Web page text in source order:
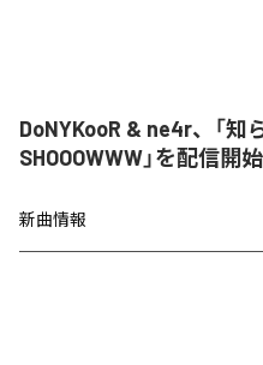
DoNYKooR & ne4r、「
SHOOOWWW」を配信開始
新曲情報